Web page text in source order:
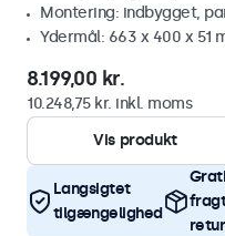
Montering: indbygget,
Ydermål: 663 x 400 x 51
8.199,00 kr.
10.248,75 kr. inkl. moms
Vis produkt
Langsigtet
tilgængelighed
retur